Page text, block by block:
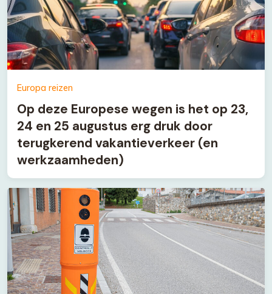
Europa reizen
Op deze Europese wegen is het op 23,
24 en 25 augustus erg druk door
terugkerend vakantieverkeer (en
werkzaamheden)